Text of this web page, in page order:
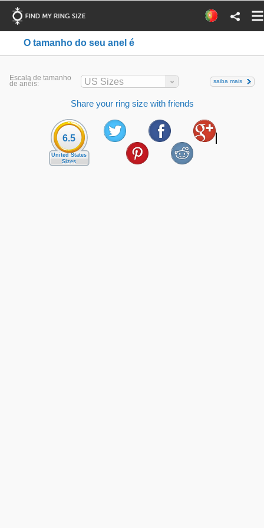
O tamanho do seu anel é
Escala de tamanho
de anéis: US Sizes saiba mais
Share your ring size with friends
6.5
United States
Sizes